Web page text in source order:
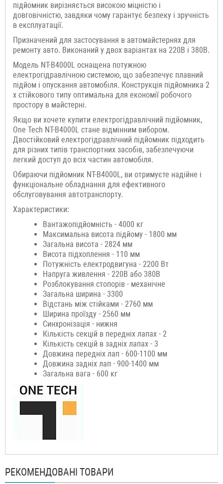
підйомник вирізняється високою міцністю і
довговічністю, завдяки чому гарантує безпеку і зручність
в експлуатації.
Призначений для застосування в автомайстернях для
ремонту авто. Виконаний у двох варіантах на 220В і 380В.
Модель NT-B4000L оснащена потужною
електрогідравлічною системою, що забезпечує плавний
підйом і опускання автомобіля. Конструкція підйомника 2
х стійкового типу оптимальна для економії робочого
простору в майстерні.
Якщо ви хочете купити електрогідравлічний підйомник,
One Tech NT-B4000L стане відмінним вибором.
Двостійковий електрогідравлічний підйомник підходить
для різних типів транспортних засобів, забезпечуючи
легкий доступ до всіх частин автомобіля.
Обираючи підйомник NT-B4000L, ви отримуєте надійне і
функціональне обладнання для ефективного
обслуговування автотранспорту.
Характеристики:
Вантажопідйомність - 4000 кг
Максимальна висота підйому - 1800 мм
Загальна висота - 2824 мм
Висота підхоплення - 110 мм
Потужність електродвигуна - 2200 Вт
Напруга живлення - 220В або 380В
Розблокування стопорів - механічне
Загальна ширина - 3300
Відстань між стійками - 2760 мм
Ширина проїзду - 2560 мм
Синхронізація - нижня
Кількість секцій в передніх лапах - 2
Кількість секцій в задніх лапах - 3
Довжина передніх лап - 600-1100 мм
Довжина задніх лап - 900-1400 мм
Загальна вага - 600 кг
РЕКОМЕНДОВАНІ ТОВАРИ